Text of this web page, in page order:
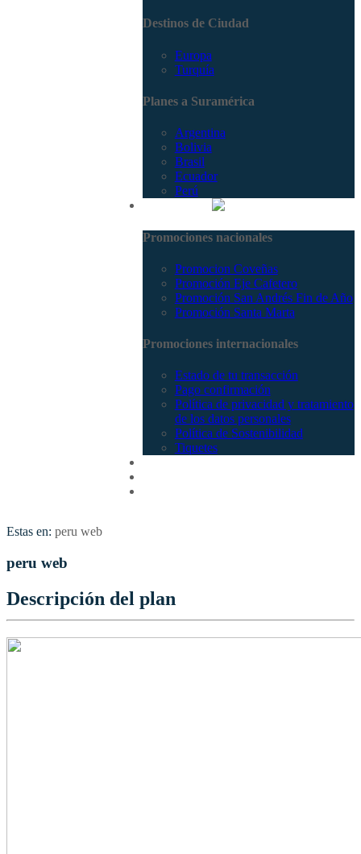
Destinos de Ciudad
Europa
Turquía
Planes a Suramérica
Argentina
Bolivia
Brasil
Ecuador
Perú
Promociones nacionales
Promocion Coveñas
Promoción Eje Cafetero
Promoción San Andrés Fin de Año
Promoción Santa Marta
Promociones internacionales
Estado de tu transacción
Pago confirmación
Política de privacidad y tratamiento
de los datos personales
Política de Sostenibilidad
Tiquetes
Estas en: peru web
peru web
Descripción del plan